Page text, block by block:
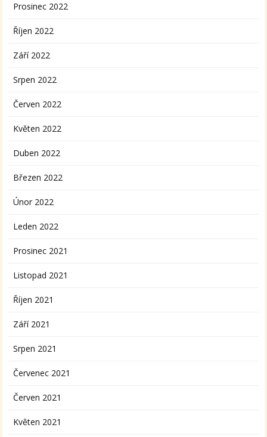
Prosinec 2022
Říjen 2022
Září 2022
Srpen 2022
Červen 2022
Květen 2022
Duben 2022
Březen 2022
Únor 2022
Leden 2022
Prosinec 2021
Listopad 2021
Říjen 2021
Září 2021
Srpen 2021
Červenec 2021
Červen 2021
Květen 2021